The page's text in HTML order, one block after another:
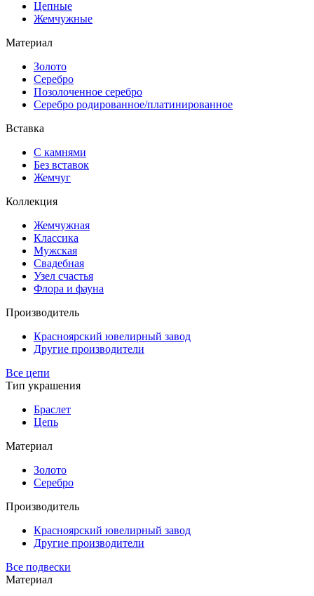
Цепные
Жемчужные
Материал
Золото
Серебро
Позолоченное серебро
Серебро родированное/платинированное
Вставка
С камнями
Без вставок
Жемчуг
Коллекция
Жемчужная
Классика
Мужская
Свадебная
Узел счастья
Флора и фауна
Производитель
Красноярский ювелирный завод
Другие производители
Все цепи
Тип украшения
Браслет
Цепь
Материал
Золото
Серебро
Производитель
Красноярский ювелирный завод
Другие производители
Все подвески
Материал